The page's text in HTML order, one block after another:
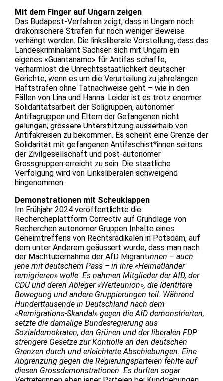
Mit dem Finger auf Ungarn zeigen
Das Budapest-Verfahren zeigt, dass in Ungarn noch
drakonischere Strafen für noch weniger Beweise
verhängt werden. Die linksliberale Vorstellung, dass das
Landeskriminalamt Sachsen sich mit Ungarn ein
eigenes «Guantanamo» für Antifas schaffe,
verharmlost die Unrechtsstaatlichkeit deutscher
Gerichte, wenn es um die Verurteilung zu jahrelangen
Haftstrafen ohne Tatnachweise geht – wie in den
Fällen von Lina und Hanna. Leider ist es trotz enormer
Solidaritätsarbeit der Soligruppen, autonomer
Antifagruppen und Eltern der Gefangenen nicht
gelungen, grössere Unterstützung ausserhalb von
Antifakreisen zu bekommen. Es scheint eine Grenze der
Solidarität mit gefangenen Antifaschist*innen seitens
der Zivilgesellschaft und post-autonomer
Grossgruppen erreicht zu sein. Die staatliche
Verfolgung wird von Linksliberalen schweigend
hingenommen.
Demonstrationen mit Scheuklappen
Im Frühjahr 2024 veröffentlichte die
Rechercheplattform Correctiv auf Grundlage von
Recherchen autonomer Gruppen Inhalte eines
Geheimtreffens von Rechtsradikalen in Potsdam, auf
dem unter Anderem geäussert wurde, dass man nach
der Machtübernahme der AfD Migrantinnen – auch
jene mit deutschem Pass – in ihre «Heimatländer
remigrieren» wolle. Es nahmen Mitglieder der AfD, der
CDU und deren Ableger «Werteunion», die Identitäre
Bewegung und andere Gruppierungen teil. Während
Hunderttausende in Deutschland nach dem
«Remigrations-Skandal» gegen die AfD demonstrierten,
setzte die damalige Bundesregierung aus
Sozialdemokraten, den Grünen und der liberalen FDP
strengere Gesetze zur Kontrolle an den deutschen
Grenzen durch und erleichterte Abschiebungen. Eine
Abgrenzung gegen die Regierungsparteien fehlte auf
diesen Grossdemonstrationen. Es durften sogar